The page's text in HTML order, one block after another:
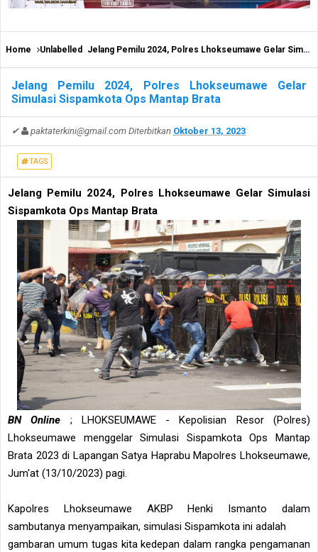
Home Unlabelled Jelang Pemilu 2024, Polres Lhokseumawe Gelar Simulasi Sispamkota Ops Mantap Brata
Jelang Pemilu 2024, Polres Lhokseumawe Gelar
Simulasi Sispamkota Ops Mantap Brata
✔ paktaterkini@gmail.com Diterbitkan Oktober 13, 2023
TAGS
Jelang Pemilu 2024, Polres Lhokseumawe Gelar Simulasi
Sispamkota Ops Mantap Brata
BN Online ; LHOKSEUMAWE - Kepolisian Resor (Polres)
Lhokseumawe menggelar Simulasi Sispamkota Ops Mantap
Brata 2023 di Lapangan Satya Haprabu Mapolres Lhokseumawe,
Jum'at (13/10/2023) pagi.
Kapolres Lhokseumawe AKBP Henki Ismanto dalam
sambutanya menyampaikan, simulasi Sispamkota ini adalah
gambaran umum tugas kita kedepan dalam rangka pengamanan